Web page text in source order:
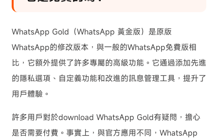
WhatsApp Gold（WhatsApp 黃金版）是原版
WhatsApp的修改版本，與一般的WhatsApp免費版相
比，它額外提供了許多專屬的高級功能。它通過添加先進
的隱私選項、自定義功能和改進的訊息管理工具，提升了
用戶體驗。
許多用戶對於download WhatsApp Gold有疑問，擔心
是否需要付費。事實上，與官方應用不同，WhatsApp